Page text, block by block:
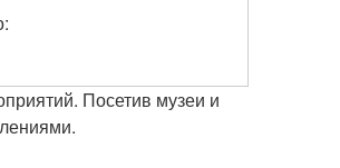
Посетив музеи и